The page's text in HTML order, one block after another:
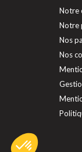
Notre
Notre
Nos
Nos
Notre plateforme